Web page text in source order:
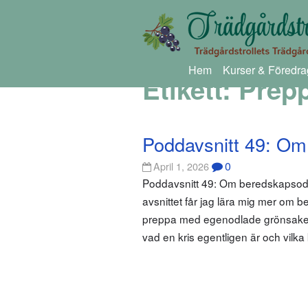
Hem Kurser &
Etikett:
Poddavsnitt 49:
April 1, 2026 0
Poddavsnitt 49: Om
avsnittet får jag lära mig mer om
preppa med egenodlade
vad en kris egentligen är och